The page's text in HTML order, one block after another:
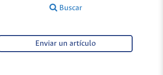
Buscar
Enviar un artículo